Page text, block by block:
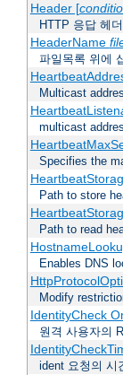
Header [
HTTP 응답 헤
HeaderName
파일목록 위에
Multicast
HeartbeatListen
multicast
Specifies the
Path to store
Path to read
Enables DNS
Modify
IdentityCheck
원격 사용자의
ident 요청의 시